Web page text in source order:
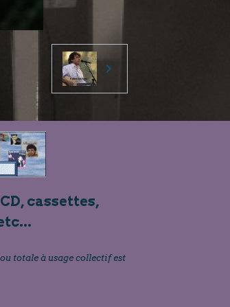
cassettes,
totale à usage collectif est